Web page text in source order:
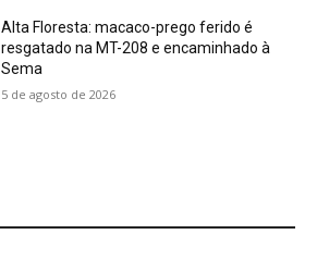
Alta Floresta: macaco-prego ferido é
resgatado na MT-208 e encaminhado à
Sema
5 de agosto de 2026